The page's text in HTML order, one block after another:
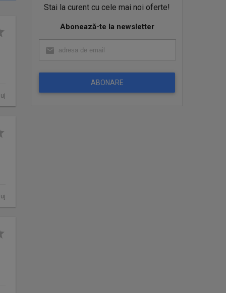
Stai la curent cu cele mai noi oferte!
Abonează-te la newsletter
ABONARE